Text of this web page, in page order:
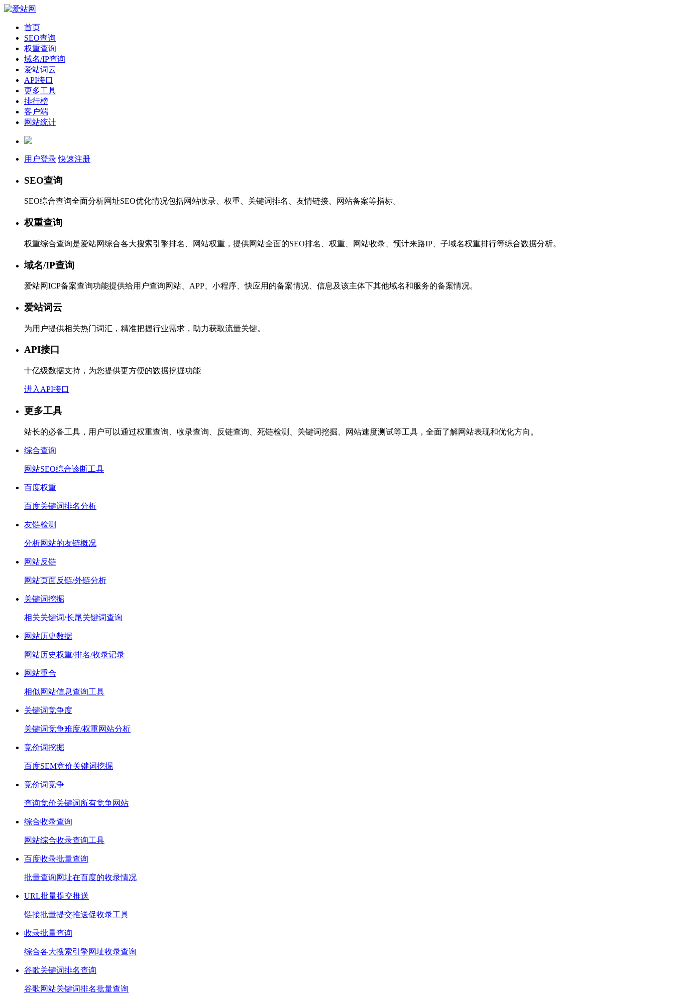
首页
SEO查询
权重查询
域名/IP查询
爱站词云
API接口
更多工具
排行榜
客户端
网站统计
用户登录 快速注册
SEO查询
SEO综合查询全面分析网址SEO优化情况包括网站收录、权重、关键词排名、友情链接、网站备案等指标。
权重查询
权重综合查询是爱站网综合各大搜索引擎排名、网站权重，提供网站全面的SEO排名、权重、网站收录、预计来路IP、子域名权重排行等综合数据分析。
域名/IP查询
爱站网ICP备案查询功能提供给用户查询网站、APP、小程序、快应用的备案情况、信息及该主体下其他域名和服务的备案情况。
爱站词云
为用户提供相关热门词汇，精准把握行业需求，助力获取流量关键。
API接口
十亿级数据支持，为您提供更方便的数据挖掘功能
进入API接口
更多工具
站长的必备工具，用户可以通过权重查询、收录查询、反链查询、死链检测、关键词挖掘、网站速度测试等工具，全面了解网站表现和优化方向。
综合查询
网站SEO综合诊断工具
百度权重
百度关键词排名分析
友链检测
分析网站的友链概况
网站反链
网站页面反链/外链分析
关键词挖掘
相关关键词/长尾关键词查询
网站历史数据
网站历史权重/排名/收录记录
网站重合
相似网站信息查询工具
关键词竞争度
关键词竞争难度/权重网站分析
竞价词挖掘
百度SEM竞价关键词挖掘
竞价词竞争
查询竞价关键词所有竞争网站
综合收录查询
网站综合收录查询工具
百度收录批量查询
批量查询网址在百度的收录情况
URL批量提交推送
链接批量提交推送促收录工具
收录批量查询
综合各大搜索引擎网址收录查询
谷歌关键词排名查询
谷歌网站关键词排名批量查询